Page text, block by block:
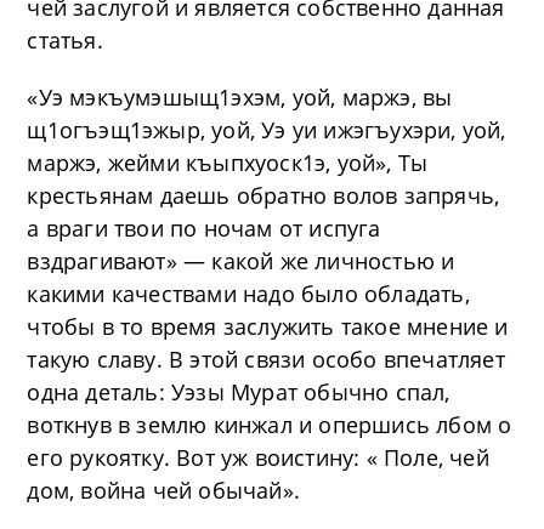
чей заслугой и является собственно данная
статья.
«Уэ мэкъумэшыщ1эхэм, уой, маржэ, вы
щ1огъэщ1эжыр, уой, Уэ уи ижэгъухэри, уой,
маржэ, жейми къыпхуоск1э, уой», Ты
крестьянам даешь обратно волов запрячь,
а враги твои по ночам от испуга
вздрагивают» — какой же личностью и
какими качествами надо было обладать,
чтобы в то время заслужить такое мнение и
такую славу. В этой связи особо впечатляет
одна деталь: Уэзы Мурат обычно спал,
воткнув в землю кинжал и опершись лбом о
его рукоятку. Вот уж воистину: « Поле, чей
дом, война чей обычай».